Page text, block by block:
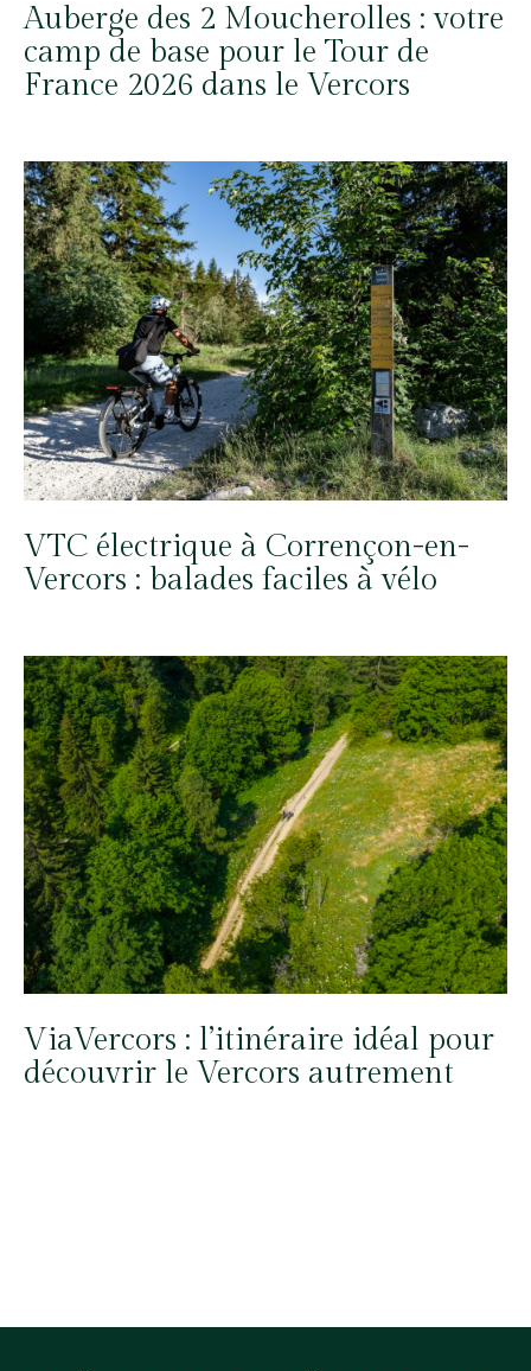
Auberge des 2 Moucherolles : votre
camp de base pour le Tour de
France 2026 dans le Vercors
VTC électrique à Corrençon-en-
Vercors : balades faciles à vélo
ViaVercors : l’itinéraire idéal pour
découvrir le Vercors autrement